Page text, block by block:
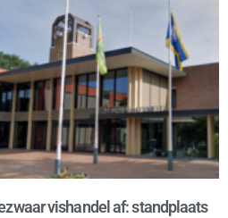
vishandel af: standplaats